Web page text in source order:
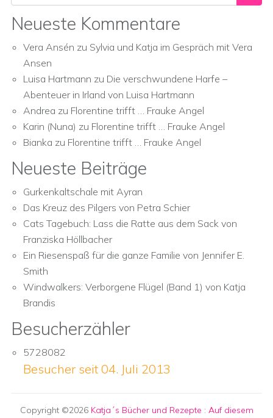
Neueste Kommentare
Vera Ansén zu Sylvia und Katja im Gespräch mit Vera
Ansen
Luisa Hartmann zu Die verschwundene Harfe –
Abenteuer in Irland von Luisa Hartmann
Andrea zu Florentine trifft … Frauke Angel
Karin (Nuna) zu Florentine trifft … Frauke Angel
Bianka zu Florentine trifft … Frauke Angel
Neueste Beiträge
Gurkenkaltschale mit Ayran
Das Kreuz des Pilgers von Petra Schier
Cats Tagebuch: Lass die Ratte aus dem Sack von
Franziska Höllbacher
Ein Riesenspaß für die ganze Familie von Jennifer E.
Smith
Windwalkers: Verborgene Flügel (Band 1) von Katja
Brandis
Besucherzähler
5728082
Besucher seit 04. Juli 2013
Copyright ©2026 Katja´s Bücher und Rezepte : Auf diesem